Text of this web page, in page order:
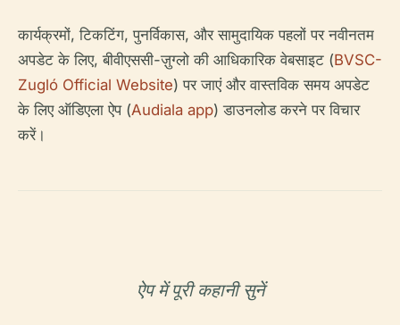
कार्यक्रमों, टिकटिंग, पुनर्विकास, और सामुदायिक पहलों पर नवीनतम
अपडेट के लिए, बीवीएससी-ज़ुग्लो की आधिकारिक वेबसाइट (BVSC-
Zugló Official Website) पर जाएं और वास्तविक समय अपडेट
के लिए ऑडिएला ऐप (Audiala app) डाउनलोड करने पर विचार
करें।
ऐप में पूरी कहानी सुनें